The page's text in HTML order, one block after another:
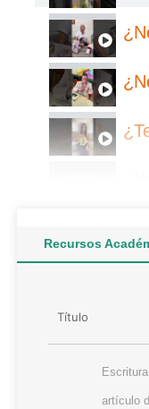
Recursos
Título
Escritura
artículo